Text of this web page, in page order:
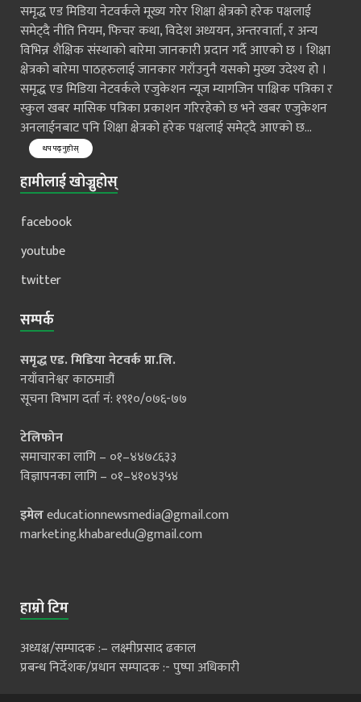
समृद्ध एड मिडिया नेटवर्कले मूख्य गरेर शिक्षा क्षेत्रको हरेक पक्षलाई
समेट्दै नीति नियम, फिचर कथा, विदेश अध्ययन, अन्तरवार्ता, र अन्य
विभिन्न शैक्षिक संस्थाको बारेमा जानकारी प्रदान गर्दै आएको छ । शिक्षा
क्षेत्रको बारेमा पाठहरुलाई जानकार गराँउनुनै यसको मुख्य उदेश्य हो ।
समृद्ध एड मिडिया नेटवर्कले एजुकेशन न्यूज म्यागजिन पाक्षिक पत्रिका र
स्कुल खबर मासिक पत्रिका प्रकाशन गरिरहेको छ भने खबर एजुकेशन
अनलाईनबाट पनि शिक्षा क्षेत्रको हरेक पक्षलाई समेट्दै आएको छ...
थप पढ्नुहोस्
हामीलाई खोज्नुहोस्
facebook
youtube
twitter
सम्पर्क
समृद्ध एड. मिडिया नेटवर्क प्रा.लि.
नयाँवानेश्वर काठमाडौं
सूचना विभाग दर्ता नं: १९१०/०७६-७७
टेलिफोन
समाचारका लागि – ०१–४४७८६३३
विज्ञापनका लागि – ०१–४१०४३५४
इमेलeducationnewsmedia@gmail.com
marketing.khabaredu@gmail.com
हाम्रो टिम
अध्यक्ष/सम्पादक :– लक्ष्मीप्रसाद ढकाल
प्रबन्ध निर्देशक/प्रधान सम्पादक :- पुष्पा अधिकारी